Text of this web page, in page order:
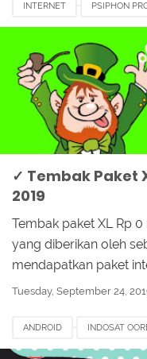
INTERNET PSIPHON
✓ Tembak Paket
2019
Tembak paket XL Rp
yang diberikan oleh
mendapatkan paket
Tuesday, September 24,
ANDROID INDOSAT